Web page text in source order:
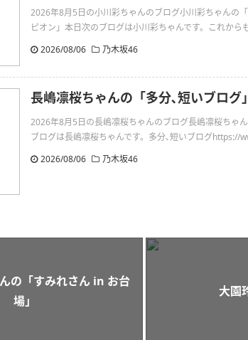
2026年8月5日の小川彩ちゃんのブログ小川彩ちゃんの
ピオン」本日次のブログは小川彩ちゃんです。これから
2026/08/06
乃木坂46
長嶋凛桜ちゃんの「多分､短いブログ」
2026年8月5日の長嶋凛桜ちゃんのブログ長嶋凛桜ちゃ
ブログは長嶋凛桜ちゃんです。多分､短いブログhttps://
2026/08/06
乃木坂46
の「すみれさん in お台
場」
大園